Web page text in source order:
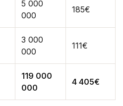
5 000
000
185€
3 000
000
111€
119 000
000
4 405€